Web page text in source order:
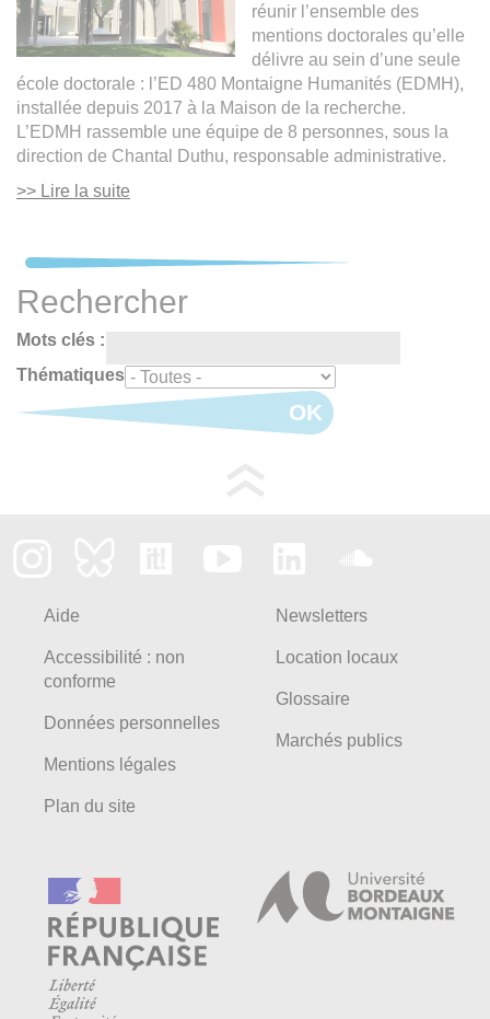
réunir l’ensemble des
mentions doctorales qu’elle
délivre au sein d’une seule
école doctorale : l’ED 480 Montaigne Humanités (EDMH),
installée depuis 2017 à la Maison de la recherche.
L’EDMH rassemble une équipe de 8 personnes, sous la
direction de Chantal Duthu, responsable administrative.
>> Lire la suite
Rechercher
Mots clés :
Thématiques
OK
Aide
Accessibilité : non
conforme
Données personnelles
Mentions légales
Plan du site
Newsletters
Location locaux
Glossaire
Marchés publics